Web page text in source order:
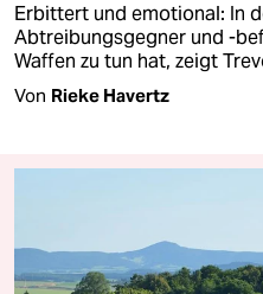
Erbittert und emotional: In
Abtreibungsgegner und -
Waffen zu tun hat, zeigt
Von Rieke Havertz